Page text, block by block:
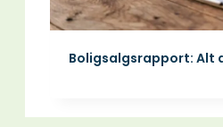
Boligsalgsrapport: Alt